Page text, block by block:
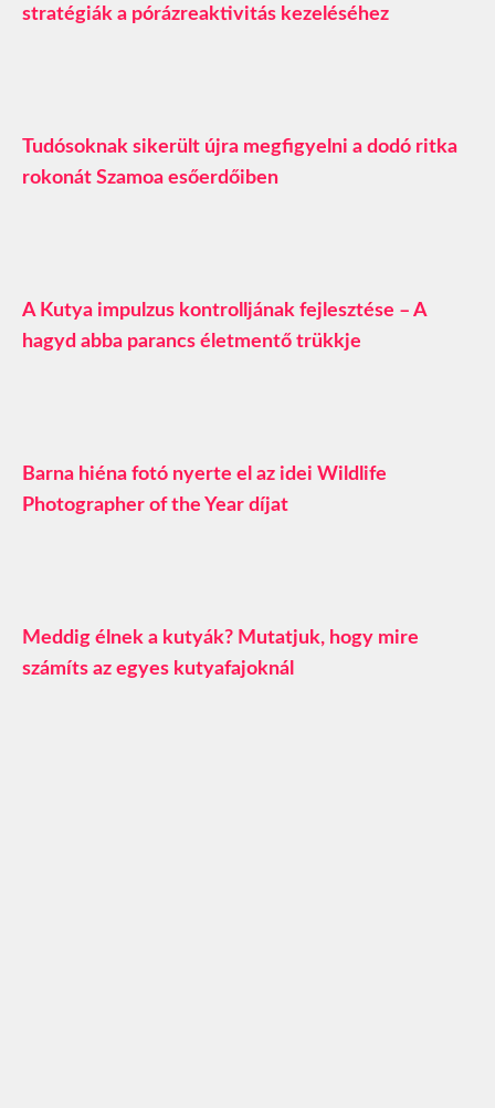
stratégiák a pórázreaktivitás kezeléséhez
Tudósoknak sikerült újra megfigyelni a dodó ritka
rokonát Szamoa esőerdőiben
A Kutya impulzus kontrolljának fejlesztése – A
hagyd abba parancs életmentő trükkje
Barna hiéna fotó nyerte el az idei Wildlife
Photographer of the Year díjat
Meddig élnek a kutyák? Mutatjuk, hogy mire
számíts az egyes kutyafajoknál